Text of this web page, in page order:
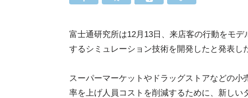
富士通研究所は12月13日、来店客の行動をモ
するシミュレーション技術を開発したと発表し
スーパーマーケットやドラッグストアなどの
率を上げ人員コストを削減するために、新し